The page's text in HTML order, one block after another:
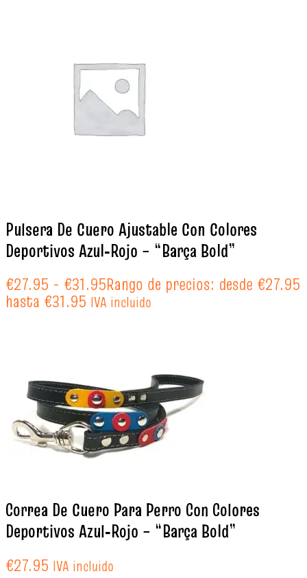
Pulsera De Cuero Ajustable Con Colores
Deportivos Azul‑Rojo – “Barça Bold”
€27.95 - €31.95Rango de precios: desde €27.95
hasta €31.95 IVA incluido
Correa De Cuero Para Perro Con Colores
Deportivos Azul‑Rojo – “Barça Bold”
€27.95 IVA incluido